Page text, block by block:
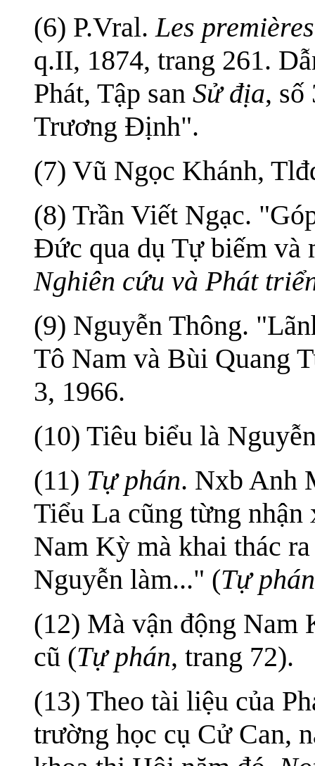
(6) P.Vral.Les
q.II, 1874, trang 261.
Phát, Tập san Sử địa, số
Trương Định".
(7) Vũ Ngọc Khánh,
(8) Trần Viết Ngạc.
Đức qua dụ Tự biếm và
Nghiên cứu và Phát
(9) Nguyễn Thông.
Tô Nam và Bùi Quang
3, 1966.
(10) Tiêu biểu là
(11) Tự phán. Nxb Anh
Tiểu La cũng từng
Nam Kỳ mà khai thác
Nguyễn làm..." (Tự phán
(12) Mà vận động Nam
cũ (Tự phán, trang 72).
(13) Theo tài liệu của
trường học cụ Cử Can,